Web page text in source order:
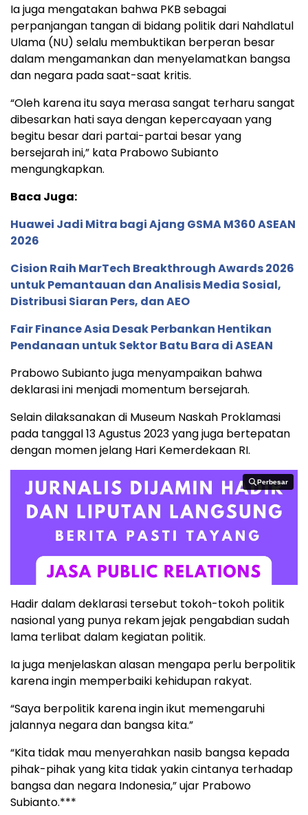
Ia juga mengatakan bahwa PKB sebagai
perpanjangan tangan di bidang politik dari Nahdlatul
Ulama (NU) selalu membuktikan berperan besar
dalam mengamankan dan menyelamatkan bangsa
dan negara pada saat-saat kritis.
“Oleh karena itu saya merasa sangat terharu sangat
dibesarkan hati saya dengan kepercayaan yang
begitu besar dari partai-partai besar yang
bersejarah ini,” kata Prabowo Subianto
mengungkapkan.
Baca Juga:
Huawei Jadi Mitra bagi Ajang GSMA M360 ASEAN
2026
Cision Raih MarTech Breakthrough Awards 2026
untuk Pemantauan dan Analisis Media Sosial,
Distribusi Siaran Pers, dan AEO
Fair Finance Asia Desak Perbankan Hentikan
Pendanaan untuk Sektor Batu Bara di ASEAN
Prabowo Subianto juga menyampaikan bahwa
deklarasi ini menjadi momentum bersejarah.
Selain dilaksanakan di Museum Naskah Proklamasi
pada tanggal 13 Agustus 2023 yang juga bertepatan
dengan momen jelang Hari Kemerdekaan RI.
Perbesar
Perbesar
Hadir dalam deklarasi tersebut tokoh-tokoh politik
nasional yang punya rekam jejak pengabdian sudah
lama terlibat dalam kegiatan politik.
Ia juga menjelaskan alasan mengapa perlu berpolitik
karena ingin memperbaiki kehidupan rakyat.
“Saya berpolitik karena ingin ikut memengaruhi
jalannya negara dan bangsa kita.”
“Kita tidak mau menyerahkan nasib bangsa kepada
pihak-pihak yang kita tidak yakin cintanya terhadap
bangsa dan negara Indonesia,” ujar Prabowo
Subianto.***